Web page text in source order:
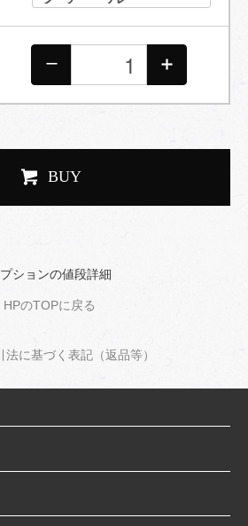
BUY
ションの値段詳細
HPのTOPに戻る
法に基づく表記（返品等）